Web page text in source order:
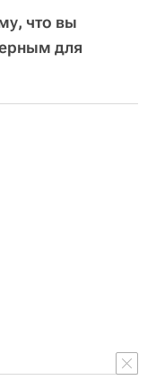
что вы
для